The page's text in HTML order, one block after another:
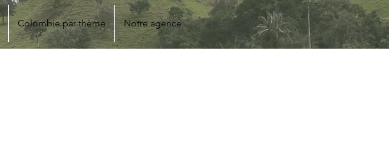
Colombie par thème Notre agence